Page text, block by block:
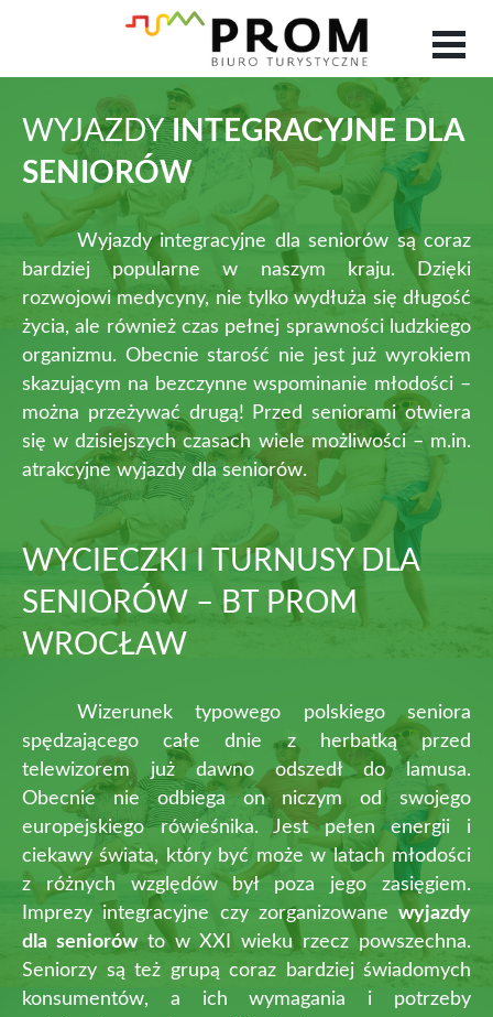
WYJAZDYINTEGRACYJNE DLA
SENIORÓW
Wyjazdy integracyjne dla seniorów są coraz
bardziej popularne w naszym kraju. Dzięki
rozwojowi medycyny, nie tylko wydłuża się długość
życia, ale również czas pełnej sprawności ludzkiego
organizmu. Obecnie starość nie jest już wyrokiem
skazującym na bezczynne wspominanie młodości –
można przeżywać drugą! Przed seniorami otwiera
się w dzisiejszych czasach wiele możliwości – m.in.
atrakcyjne wyjazdy dla seniorów.
WYCIECZKI I TURNUSY DLA
SENIORÓW – BT PROM
WROCŁAW
Wizerunek typowego polskiego seniora
spędzającego całe dnie z herbatką przed
telewizorem już dawno odszedł do lamusa.
Obecnie nie odbiega on niczym od swojego
europejskiego rówieśnika. Jest pełen energii i
ciekawy świata, który być może w latach młodości
z różnych względów był poza jego zasięgiem.
Imprezy integracyjne czy zorganizowane wyjazdy
dla seniorówto w XXI wieku rzecz powszechna.
Seniorzy są też grupą coraz bardziej świadomych
konsumentów, a ich wymagania i potrzeby